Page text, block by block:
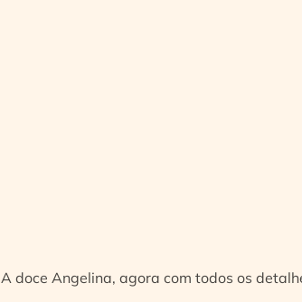
A doce Angelina, agora com todos os